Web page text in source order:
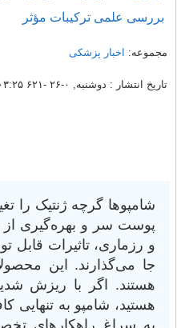
بررسی علمی ترکیبات مؤثر
مجموعه: اخبار پزشکی
تاریخ انتشار : دوشنبه, ۰-۲۶ -۶۲۱ ۰۳:۲۵
شامپوها گرچه ژنتیک را
پوست سر و بهره‌گیری از
و رزماری، تاثیرات قابل
جا می‌گذارند. این
هستند. اگر با ریزش
هستید، شامپو به تنهایی
به سراغ راهکارهای